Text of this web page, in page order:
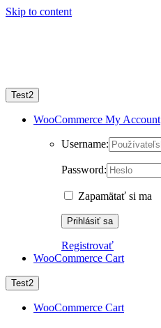
Skip to content
Test2
WooCommerce My Account
Username:
Password:
Zapamätať si ma
Registrovať
WooCommerce Cart
Test2
WooCommerce Cart